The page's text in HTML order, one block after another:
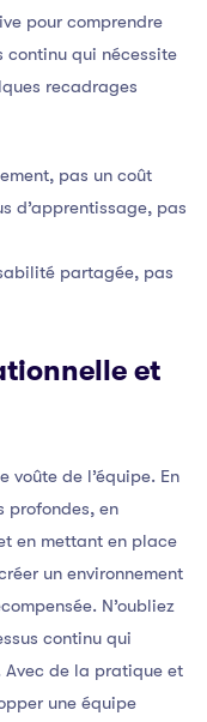
pour comprendre
continu qui nécessite
recadrages
pas un coût
d’apprentissage, pas
partagée, pas
et
de l’équipe. En
profondes, en
en mettant en place
un environnement
N’oubliez
continu qui
de la pratique et
une équipe